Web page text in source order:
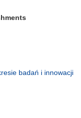
badań i innowacji